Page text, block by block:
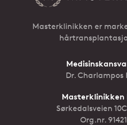
Masterklinikken er
Dr. Charlampos
Masterklinikken
Sørkedalsveien
Org.nr.